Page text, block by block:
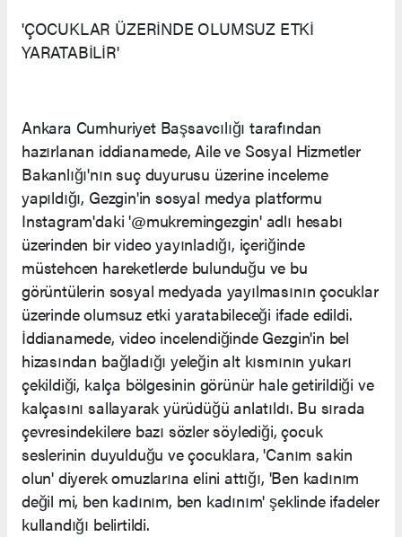
'ÇOCUKLAR ÜZERİNDE OLUMSUZ ETKİ
YARATABİLİR'
Ankara Cumhuriyet Başsavcılığı tarafından
hazırlanan iddianamede, Aile ve Sosyal Hizmetler
Bakanlığı'nın suç duyurusu üzerine inceleme
yapıldığı, Gezgin'in sosyal medya platformu
Instagram'daki '@mukremingezgin' adlı hesabı
üzerinden bir video yayınladığı, içeriğinde
müstehcen hareketlerde bulunduğu ve bu
görüntülerin sosyal medyada yayılmasının çocuklar
üzerinde olumsuz etki yaratabileceği ifade edildi.
İddianamede, video incelendiğinde Gezgin'in bel
hizasından bağladığı yeleğin alt kısmının yukarı
çekildiği, kalça bölgesinin görünür hale getirildiği ve
kalçasını sallayarak yürüdüğü anlatıldı. Bu sırada
çevresindekilere bazı sözler söylediği, çocuk
seslerinin duyulduğu ve çocuklara, 'Canım sakin
olun' diyerek omuzlarına elini attığı, 'Ben kadınım
değil mi, ben kadınım, ben kadınım' şeklinde ifadeler
kullandığı belirtildi.